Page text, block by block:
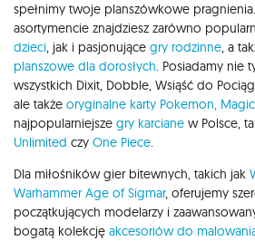
spełnimy twoje planszówkowe
asortymencie znajdziesz zarówno
dzieci, jak i pasjonujące gry rodzinne, a
planszowe dla dorosłych. Posiadamy nie
wszystkich Dixit, Dobble, Wsiąść do
ale także oryginalne karty Pokemon,
najpopularniejsze gry karciane w Polsce,
Unlimited czy One Piece.
Dla miłośników gier bitewnych, takich jak
Warhammer Age of Sigmar, oferujemy
początkujących modelarzy i
bogatą kolekcję akcesoriów do